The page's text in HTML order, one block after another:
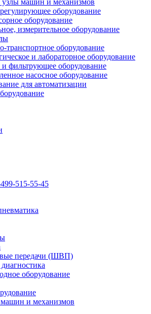
узлы машин и механизмов
оборудование
оборудование
измерительное оборудование
транспортное оборудование
и лабораторное оборудование
фильтрующее оборудование
насосное оборудование
для автоматизации
515-55-45
передачи (ШВП)
оборудование
и механизмов